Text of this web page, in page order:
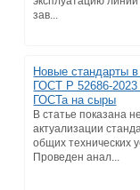
зав...
Новые стандарты
ГОСТ Р 52686-2023
ГОСТа на сыры
В статье показана
актуализации
общих технических
Проведен анал...